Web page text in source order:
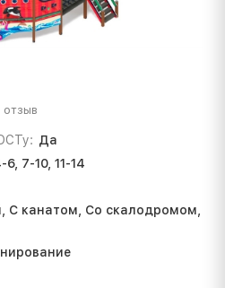
отзыв
Да
6, 7-10, 11-14
С канатом, Со скалодромом,